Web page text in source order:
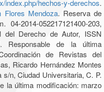
index.php/hechos-y-derechos.
Flores Mendoza. Reserva de
2014-052217121400-203,
del Derecho de Autor, ISSN
Responsable de la última
de Revistas del
Ricardo Hernández Montes
n, Ciudad Universitaria, C. P.
la última modificación: marzo